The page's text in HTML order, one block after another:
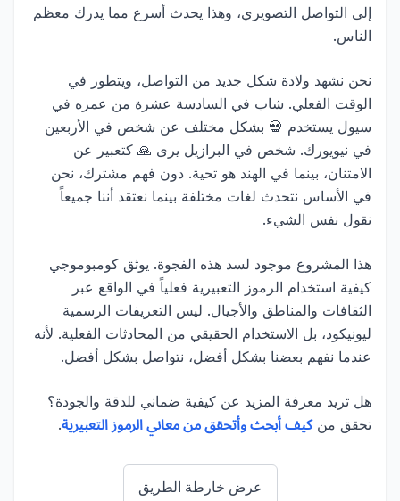
إلى التواصل التصويري، وهذا يحدث أسرع مما يدرك معظم
الناس.
نحن نشهد ولادة شكل جديد من التواصل، ويتطور في
الوقت الفعلي. شاب في السادسة عشرة من عمره في
سيول يستخدم 💀 بشكل مختلف عن شخص في الأربعين
في نيويورك. شخص في البرازيل يرى 🙏 كتعبير عن
الامتنان، بينما في الهند هو تحية. دون فهم مشترك، نحن
في الأساس نتحدث لغات مختلفة بينما نعتقد أننا جميعاً
نقول نفس الشيء.
هذا المشروع موجود لسد هذه الفجوة. يوثق كومبوموجي
كيفية استخدام الرموز التعبيرية فعلياً في الواقع عبر
الثقافات والمناطق والأجيال. ليس التعريفات الرسمية
ليونيكود، بل الاستخدام الحقيقي من المحادثات الفعلية. لأنه
عندما نفهم بعضنا بشكل أفضل، نتواصل بشكل أفضل.
هل تريد معرفة المزيد عن كيفية ضماني للدقة والجودة؟
تحقق منكيف أبحث وأتحقق من معاني الرموز التعبيرية.
عرض خارطة الطريق